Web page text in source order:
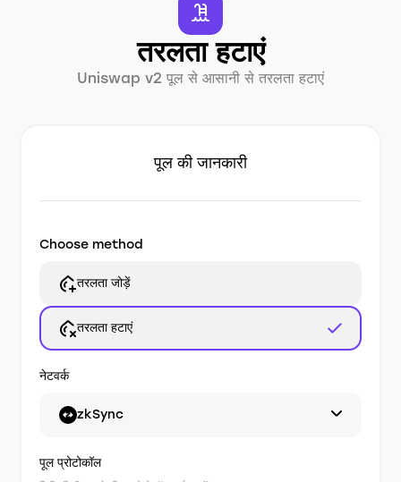
तरलता हटाएं
Uniswap v2 पूल से आसानी से तरलता हटाएं
पूल की जानकारी
Choose method
तरलता जोड़ें
तरलता हटाएं
नेटवर्क
zkSync
पूल प्रोटोकॉल